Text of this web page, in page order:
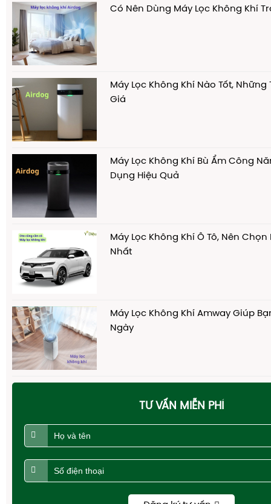
Có Nên Dùng Máy Lọc Không Khí
Máy Lọc Không Khí Nào Tốt,
Giá
Máy Lọc Không Khí Bù Ẩm Công
Dụng Hiệu Quả
Máy Lọc Không Khí Ô Tô, Nên Chọn
Nhất
Máy Lọc Không Khí Amway Giúp
Ngày
TƯ VẤN MIỄN PHÍ